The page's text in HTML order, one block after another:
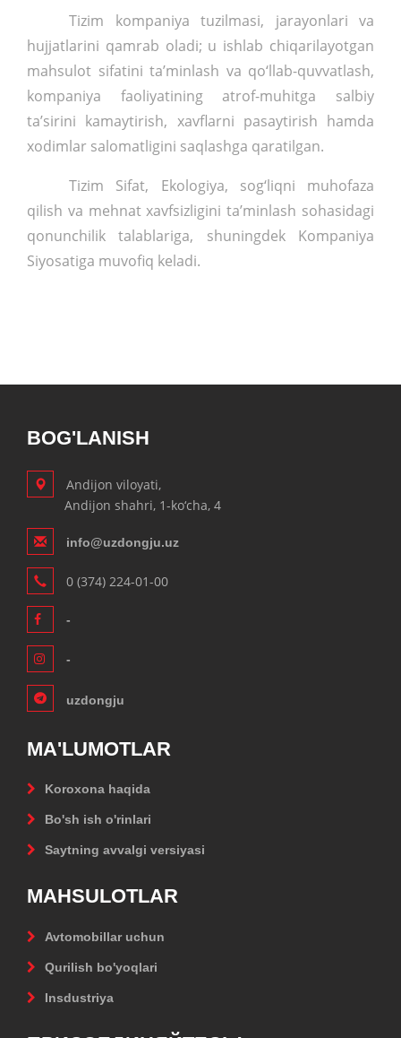
Tizim kompaniya tuzilmasi, jarayonlari va
hujjatlarini qamrab oladi; u ishlab chiqarilayotgan
mahsulot sifatini ta’minlash va qo‘llab-quvvatlash,
kompaniya faoliyatining atrof-muhitga salbiy
ta’sirini kamaytirish, xavflarni pasaytirish hamda
xodimlar salomatligini saqlashga qaratilgan.
Tizim Sifat, Ekologiya, sog‘liqni muhofaza
qilish va mehnat xavfsizligini ta’minlash sohasidagi
qonunchilik talablariga, shuningdek Kompaniya
Siyosatiga muvofiq keladi.
BOG'LANISH
Andijon viloyati,
Andijon shahri, 1-ko‘cha, 4
info@uzdongju.uz
0 (374) 224-01-00
-
-
uzdongju
MA'LUMOTLAR
Koroxona haqida
Bo'sh ish o'rinlari
Saytning avvalgi versiyasi
MAHSULOTLAR
Avtomobillar uchun
Qurilish bo'yoqlari
Insdustriya